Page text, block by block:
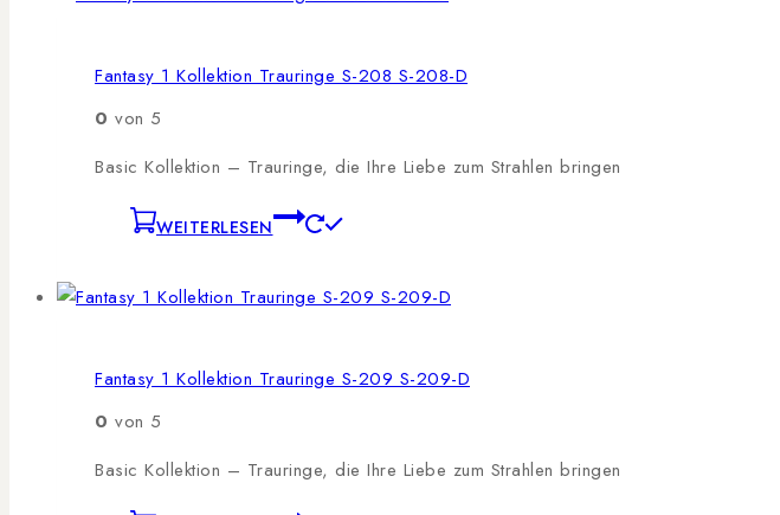
Fantasy 1 Kollektion Trauringe S-208 S-208-D
0 von 5
Basic Kollektion – Trauringe, die Ihre Liebe zum Strahlen bringen
WEITERLESEN
Fantasy 1 Kollektion Trauringe S-209 S-209-D
0 von 5
Basic Kollektion – Trauringe, die Ihre Liebe zum Strahlen bringen